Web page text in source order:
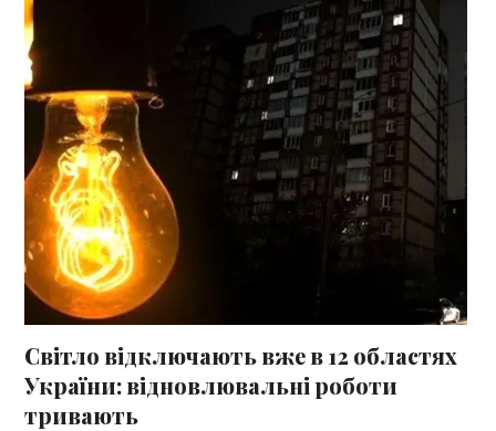
Світло відключають вже в 12 областях
України: відновлювальні роботи
тривають